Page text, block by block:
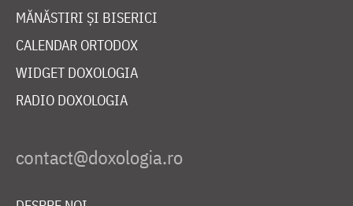
MĂNĂSTIRI ȘI BISERICI
CALENDAR ORTODOX
WIDGET DOXOLOGIA
RADIO DOXOLOGIA